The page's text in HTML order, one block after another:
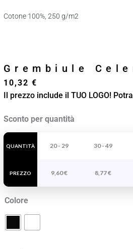
Cotone 100%, 250 g/m2
Grembiule
10,32 €
Il prezzo include il TUO LOGO!
Sconto per quantità
QUANTITÀ
PREZZO
20 - 29 30 - 49
9,60€ 8,77€
Colore
Grembiule
Celery
quantità